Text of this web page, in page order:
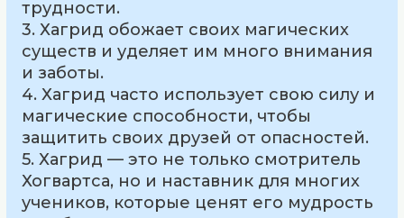
трудности.
3. Хагрид обожает своих магических
существ и уделяет им много внимания
и заботы.
4. Хагрид часто использует свою силу и
магические способности, чтобы
защитить своих друзей от опасностей.
5. Хагрид — это не только смотритель
Хогвартса, но и наставник для многих
учеников, которые ценят его мудрость